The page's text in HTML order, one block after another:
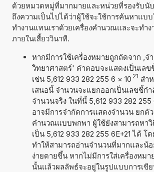
ด้วยหมวดหมู่ที่มากมายและหน่วยที่รองรับนั
ถึงความเป็นไปได้ว่าผู้ใช้จะใช้การค้นหาแบ
ทำงานแทนเราด้วยเครื่องคำนวณและจะทำ
ภายในเสี้ยววินาที.
หากมีการใช้เครื่องหมายถูกถัดจาก ,
วิทยาศาสตร์' คำตอบจะแสดงเป็นเลข
เช่น 5,612 933 282 255 6 × 10 21 สำ
เสนอนี้ จำนวนจะแยกออกเป็นเลขชี้กำ
จำนวนจริง ในที่นี้ 5,612 933 282
อาจมีการจำกัดการแสดงจำนวน ยกตัว
คำนวณแบบพกพา ผู้ใช้ยังสามารถหาวิ
เป็น 5,612 933 282 255 6E+21 ได้ โ
ทำให้สามารถอ่านจำนวนที่มากและน้อ
ง่ายดายขึ้น หากไม่มีการใส่เครื่องหม
นั้นแล้วผลลัพธ์จะอยู่ในรูปแบบการเขี